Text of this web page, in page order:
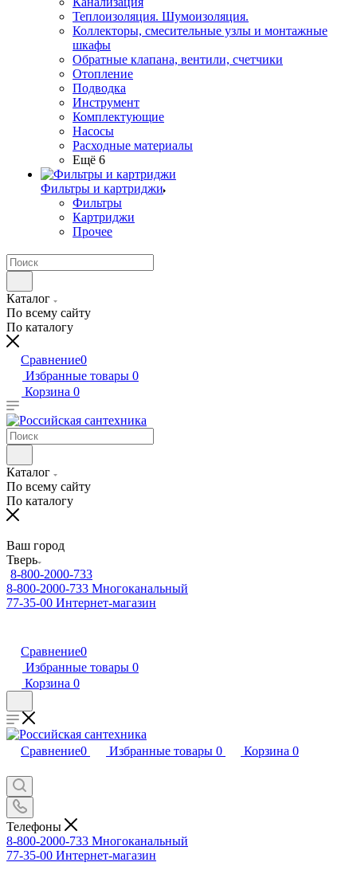
Теплоизоляция. Шумоизоляция.
Коллекторы, смесительные узлы и монтажные
шкафы
Обратные клапана, вентили, счетчики
Отопление
Подводка
Инструмент
Комплектующие
Насосы
Расходные материалы
Ещё 6
Фильтры и картриджи
Фильтры
Картриджи
Прочее
Каталог
По всему сайту
По каталогу
Сравнение0
Избранные товары 0
Корзина 0
Каталог
По всему сайту
По каталогу
Ваш город
Тверь
8-800-2000-733
8-800-2000-733 Многоканальный
77-35-00 Интернет-магазин
Сравнение0
Избранные товары 0
Корзина 0
Сравнение0 Избранные товары 0 Корзина 0
Телефоны
8-800-2000-733 Многоканальный
77-35-00 Интернет-магазин